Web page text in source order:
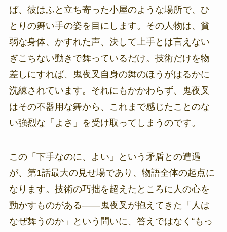
ば、彼はふと立ち寄った小屋のような場所で、ひ
とりの舞い手の姿を目にします。その人物は、貧
弱な身体、かすれた声、決して上手とは言えない
ぎこちない動きで舞っているだけ。技術だけを物
差しにすれば、鬼夜叉自身の舞のほうがはるかに
洗練されています。それにもかかわらず、鬼夜叉
はその不器用な舞から、これまで感じたことのな
い強烈な「よさ」を受け取ってしまうのです。
この「下手なのに、よい」という矛盾との遭遇
が、第1話最大の見せ場であり、物語全体の起点に
なります。技術の巧拙を超えたところに人の心を
動かすものがある——鬼夜叉が抱えてきた「人は
なぜ舞うのか」という問いに、答えではなく“もっ